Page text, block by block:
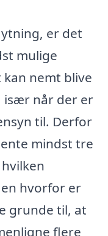
er det
mulige
nemt blive
især når der er
til. Derfor
mindst tre
hvorfor er
grunde til, at
flere